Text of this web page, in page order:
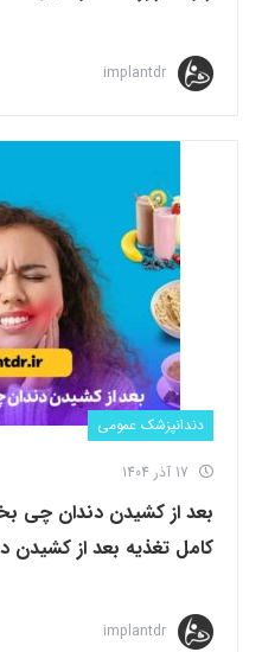
implantdr
دندانپزشک عمومی
بعد از کشیدن دندان چی
کامل تغذیه بعد از کشیدن
implantdr